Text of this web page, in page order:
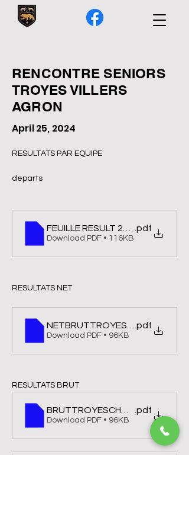
RENCONTRE SENIORS
TROYES VILLERS
AGRON
April 25, 2024
RESULTATS PAR EQUIPE
departs
FEUILLE RESULT 2024.pdf
Download PDF • 116KB
RESULTATS NET
NETBRUTTROYESCHAMPAGNE
.pdf
Download PDF • 96KB
RESULTATS BRUT
BRUTTROYESCHAMPAGNE
.pdf
Download PDF • 96KB